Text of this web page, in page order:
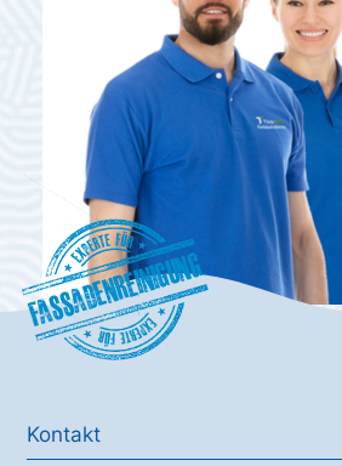
Fassadenreinigung
Kontakt